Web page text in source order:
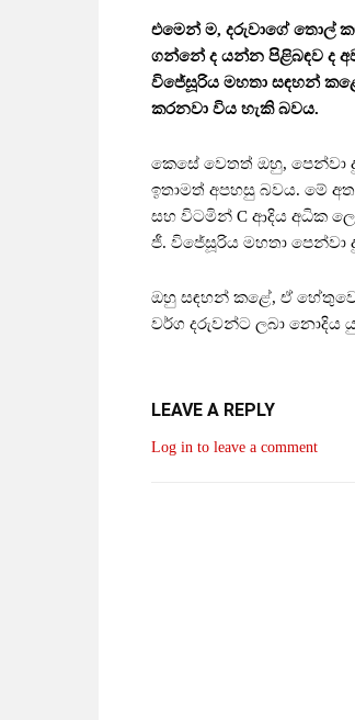
එමෙන් ම, දරුවාගේ තොල්
ගන්නේ ද යන්න පිළිබඳව ද
විජේසූරිය මහතා සඳහන්
කරනවා විය හැකි බවය.
කෙසේ වෙතත් ඔහු,
ඉතාමත් අපහසු බවය. මේ
සහ විටමින් C ආදිය අධික
ජී. විජේසූරිය මහතා පෙන්වා
ඔහු සඳහන් කළේ, ඒ
වර්ග දරුවන්ට ලබා නොදිය
LEAVE A REPLY
Log in to leave a comment